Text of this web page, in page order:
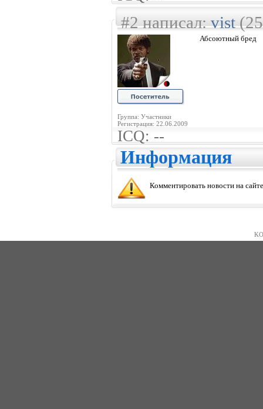
#2 написал:vist(25
Группа: Участники
Регистрация: 22.06.2009
Абсоютный бред
ICQ: --
Информация
Комментировать новости на